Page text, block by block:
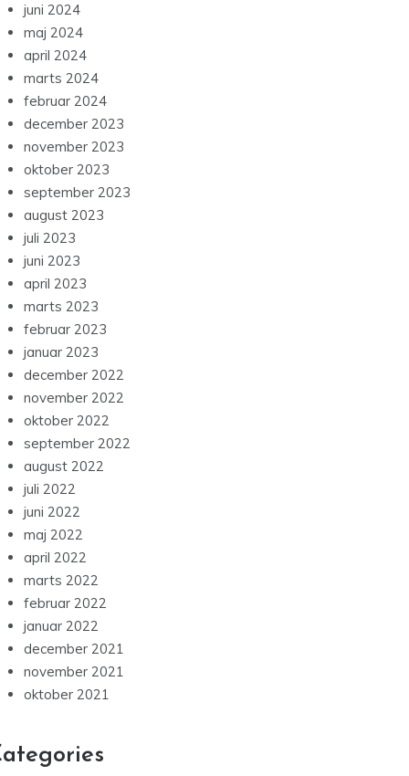
juni 2024
maj 2024
april 2024
marts 2024
februar 2024
december 2023
november 2023
oktober 2023
september 2023
august 2023
juli 2023
juni 2023
april 2023
marts 2023
februar 2023
januar 2023
december 2022
november 2022
oktober 2022
september 2022
august 2022
juli 2022
juni 2022
maj 2022
april 2022
marts 2022
februar 2022
januar 2022
december 2021
november 2021
oktober 2021